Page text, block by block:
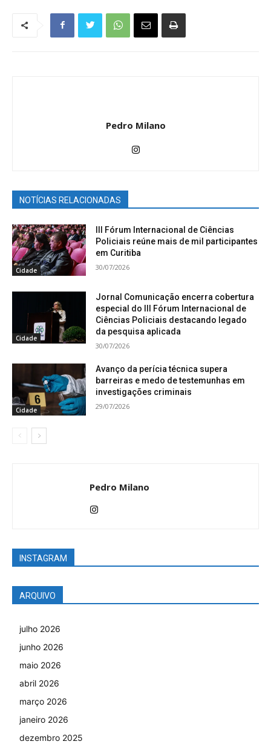
Pedro Milano
NOTÍCIAS RELACIONADAS
Cidade
III Fórum Internacional de Ciências
Policiais reúne mais de mil participantes
em Curitiba
30/07/2026
Cidade
Jornal Comunicação encerra cobertura
especial do III Fórum Internacional de
Ciências Policiais destacando legado
da pesquisa aplicada
30/07/2026
Cidade
Avanço da perícia técnica supera
barreiras e medo de testemunhas em
investigações criminais
29/07/2026
Pedro Milano
INSTAGRAM
ARQUIVO
julho 2026
junho 2026
maio 2026
abril 2026
março 2026
janeiro 2026
dezembro 2025